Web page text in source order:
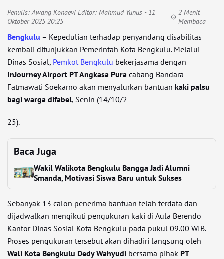
Penulis:Awang Konaevi Editor: Mahmud Yunus - 11
Oktober 2025 20:25
2 Menit
Membaca
Bengkulu – Kepedulian terhadap penyandang disabilitas
kembali ditunjukkan Pemerintah Kota Bengkulu. Melalui
Dinas Sosial, Pemkot Bengkulu bekerjasama dengan
InJourney Airport PT Angkasa Pura cabang Bandara
Fatmawati Soekarno akan menyalurkan bantuan kaki palsu
bagi warga difabel, Senin (14/10/2
25).
Baca Juga
Wakil Walikota Bengkulu Bangga Jadi Alumni
Smanda, Motivasi Siswa Baru untuk Sukses
Sebanyak 13 calon penerima bantuan telah terdata dan
dijadwalkan mengikuti pengukuran kaki di Aula Berendo
Kantor Dinas Sosial Kota Bengkulu pada pukul 09.00 WIB.
Proses pengukuran tersebut akan dihadiri langsung oleh
Wali Kota Bengkulu Dedy Wahyudi bersama pihak PT